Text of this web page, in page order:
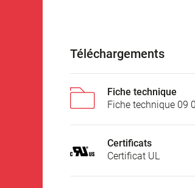
Téléchargements
Fiche technique
Fiche technique 09
Certificats
Certificat UL